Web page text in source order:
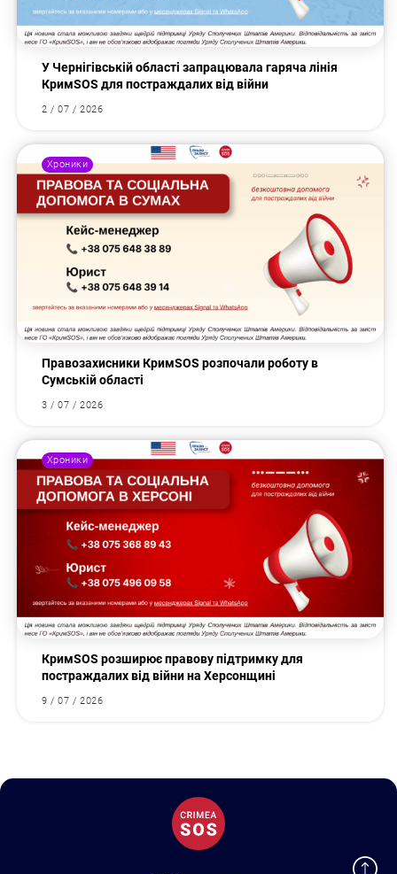
У Чернігівській області запрацювала гаряча лінія
КримSOS для постраждалих від війни
2 / 07 / 2026
Хроники
Правозахисники КримSOS розпочали роботу в
Сумській області
3 / 07 / 2026
Хроники
КримSOS розширює правову підтримку для
постраждалих від війни на Херсонщині
9 / 07 / 2026